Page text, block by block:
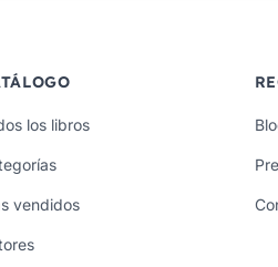
los libros
vendidos